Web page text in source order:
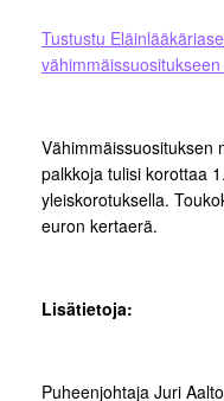
Tustustu
vähimmäissuositukseen
Vähimmäissuosituksen
palkkoja tulisi korottaa
yleiskorotuksella.
euron kertaerä.
Lisätietoja:
Puheenjohtaja Juri